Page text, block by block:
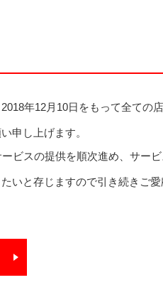
年12月10日をもって全ての
申し上げます。
ビスの提供を順次進め、サー
いと存じますので引き続きご